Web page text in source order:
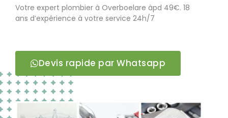
Votre expert plombier à Overboelare àpd 49€. 18
ans d’expérience à votre service 24h/7
Devis rapide par Whatsapp